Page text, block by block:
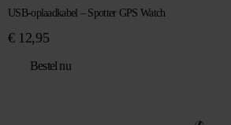
USB-oplaadkabel – Spotter GPS Watch
€12,95
Bestel nu